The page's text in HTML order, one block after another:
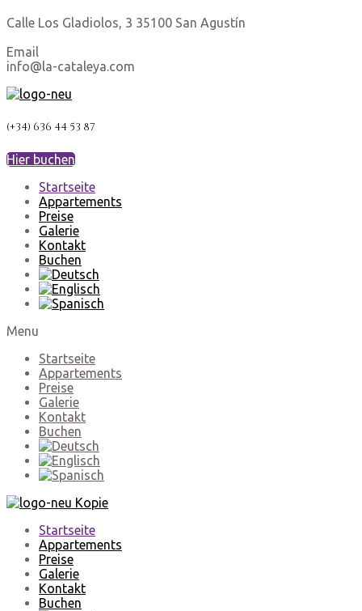
Calle Los Gladiolos, 3 35100 San Agustín
Email
info@la-cataleya.com
(+34) 636 44 53 87
Hier buchen
Startseite
Appartements
Preise
Galerie
Kontakt
Buchen
Menu
Startseite
Appartements
Preise
Galerie
Kontakt
Buchen
Startseite
Appartements
Preise
Galerie
Kontakt
Buchen